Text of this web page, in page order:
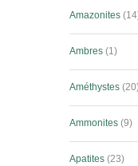
Amazonites 14
Ambres 1
Améthystes 20
Ammonites 9
Apatites 23